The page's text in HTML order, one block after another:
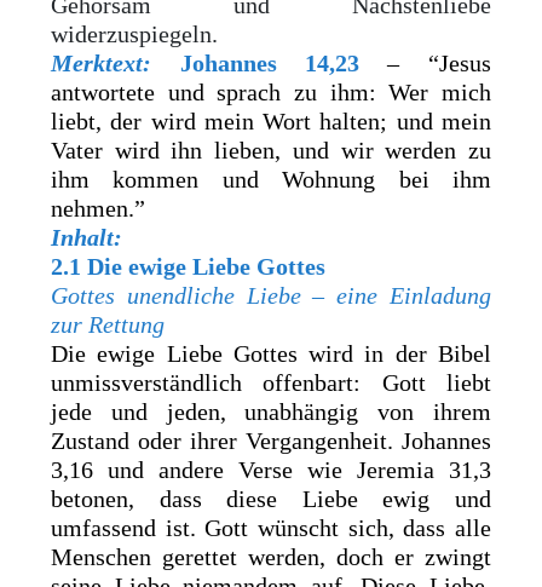
widerzuspiegeln.
Merktext: Johannes 14,23– “Jesus
antwortete und sprach zu ihm: Wer mich
liebt, der wird mein Wort halten; und mein
Vater wird ihn lieben, und wir werden zu
ihm kommen und Wohnung bei ihm
nehmen.”
Inhalt:
2.1 Die ewige Liebe Gottes
Gottes unendliche Liebe – eine Einladung
zur Rettung
Die ewige Liebe Gottes wird in der Bibel
unmissverständlich offenbart: Gott liebt
jede und jeden, unabhängig von ihrem
Zustand oder ihrer Vergangenheit. Johannes
3,16 und andere Verse wie Jeremia 31,3
betonen, dass diese Liebe ewig und
umfassend ist. Gott wünscht sich, dass alle
Menschen gerettet werden, doch er zwingt